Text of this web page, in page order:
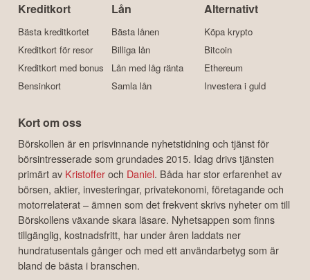
Kreditkort
Bästa kreditkortet
Kreditkort för resor
Kreditkort med bonus
Bensinkort
Lån
Bästa lånen
Billiga lån
Lån med låg ränta
Samla lån
Alternativt
Köpa krypto
Bitcoin
Ethereum
Investera i guld
Kort om oss
Börskollen är en prisvinnande nyhetstidning och tjänst för
börsintresserade som grundades 2015. Idag drivs tjänsten
primärt av Kristofferoch Daniel. Båda har stor erfarenhet av
börsen, aktier, investeringar, privatekonomi, företagande och
motorrelaterat – ämnen som det frekvent skrivs nyheter om till
Börskollens växande skara läsare. Nyhetsappen som finns
tillgänglig, kostnadsfritt, har under åren laddats ner
hundratusentals gånger och med ett användarbetyg som är
bland de bästa i branschen.